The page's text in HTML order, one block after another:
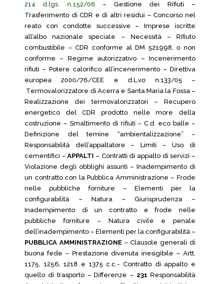
214 d.lgs. n.152/06 – Gestione dei Rifiuti –
Trasferimento di CDR e di altri residui – Concorso nel
reato con condotte successive – Imprese iscritte
all’albo nazionale speciale – Necessità – Rifiuto
combustibile – CDR conforme al DM 521998, o non
conforme – Regime autorizzativo – Incenerimento
rifiuti – Potere calorifico all’incenerimento – Direttiva
europea 2000/76/CEE e d.L.vo n.133/05 –
Termovalorizzatore di Acerra e Santa Maria la Fossa –
Realizzazione dei termovalorizzatori – Recupero
energetico del CDR prodotto nelle more della
costruzione – Smaltimento di rifiuti – C.d. eco balle –
Definizione del temine “ambientalizzazione” –
Responsabilità dell’appaltatore – Limiti – Uso di
cementifici –APPALTI – Contratti di appalto di servizi –
Violazione degli obblighi assunti – Inadempimento di
un contratto con la Pubblica Amministrazione – Frode
nelle pubbliche forniture – Elementi per la
configurabilità – Natura – Giurisprudenza –
Inadempimento di un contratto e frode nelle
pubbliche forniture – Natura civile e penale
dell’inadempimento – Elementi per la configurabilità –
PUBBLICA AMMINISTRAZIONE– Clausole generali di
buona fede – Prestazione divenuta inesigibile – Artt.
1175, 1256, 1218 e 1375 c.c.- Contratto di appalto e
quello di trasporto – Differenze – 231 Responsabilità